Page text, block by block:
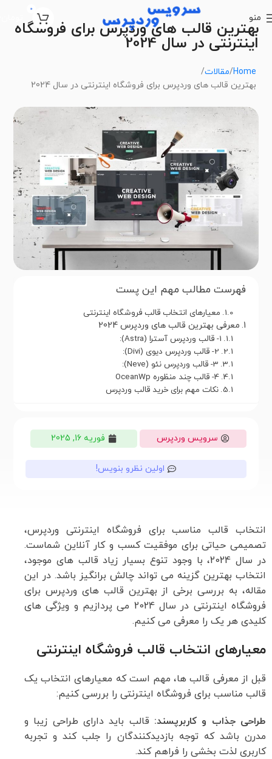
منو
0
بهترین قالب های وردپرس برای فروشگاه
اینترنتی در سال 2024
Home مقالات
بهترین قالب های وردپرس برای فروشگاه اینترنتی در سال 2024
فهرست مطالب مهم این پست
معیارهای انتخاب قالب فروشگاه اینترنتی
معرفی بهترین قالب های وردپرس 2024
1- قالب وردپرس آسترا (Astra):
2- قالب وردپرس دیوی (Divi):
3- قالب وردپرس نئو (Neve):
4- قالب چند منظوره OceanWp
نکات مهم برای خرید قالب وردپرس
سرویس وردپرس فوریه 16, 2025
اولین نظرو بنویس!
انتخاب قالب مناسب برای فروشگاه اینترنتی وردپرس،
تصمیمی حیاتی برای موفقیت کسب و کار آنلاین شماست.
در سال 2024، با وجود تنوع بسیار زیاد قالب های موجود،
انتخاب بهترین گزینه می تواند چالش برانگیز باشد. در این
مقاله، به بررسی برخی از بهترین قالب های وردپرس برای
فروشگاه اینترنتی در سال 2024 می پردازیم و ویژگی های
کلیدی هر یک را معرفی می کنیم.
معیارهای انتخاب قالب فروشگاه اینترنتی
قبل از معرفی قالب ها، مهم است که معیارهای انتخاب یک
قالب مناسب برای فروشگاه اینترنتی را بررسی کنیم:
طراحی جذاب و کاربرپسند: قالب باید دارای طراحی زیبا و
مدرن باشد که توجه بازدیدکنندگان را جلب کند و تجربه
کاربری لذت بخشی را فراهم کند.